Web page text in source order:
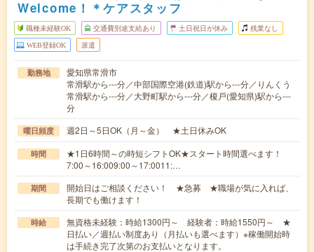
Welcome！＊ケアスタッフ
職種未経験OK 交通費別途支給あり 土日祝日が休み 残業なし
WEB登録OK 派遣
勤務地
愛知県常滑市
常滑駅から---分／中部国際空港(鉄道)駅から---分／りんくう
常滑駅から---分／大野町駅から---分／榎戸(愛知県)駅から---
分
曜日頻度 週2日～5日OK（月～金） ★土日休みOK
時間
★1日6時間～の時短シフトOK★スタート時間選べます！
7:00～16:009:00～17:0011:…
期間
開始日はご相談ください！ ★急募 ★職場が気に入れば、
長期でも働けます！
時給
無資格未経験：時給1300円～ 経験者：時給1550円～ ★
日払い／週払い制度あり（月払いも選べます）※稼働開始時
は手続き完了次第のお支払いとなります。